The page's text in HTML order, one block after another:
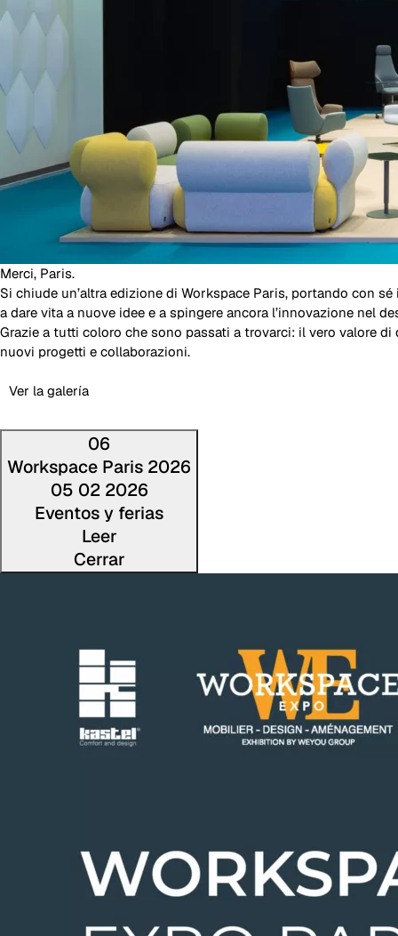
Merci, Paris.
Si chiude un’altra edizione di Workspace Paris, portando con
a dare vita a nuove idee e a spingere ancora l’innovazione nel
Grazie a tutti coloro che sono passati a trovarci: il vero valore
nuovi progetti e collaborazioni.
Ver la galería
06
Workspace Paris 2026
05 02 2026
Eventos y ferias
Leer
CerrarLee la